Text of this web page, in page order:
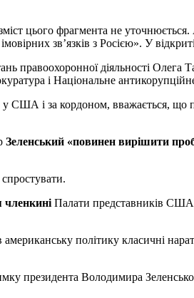
цього фрагмента не
зв’язків з Росією». У
правоохоронної діяльності Олега
і Національне
і за кордоном, вважається, що
Зеленський «повинен вирішити
членкині Палати представників США
політику класичні
президента Володимира